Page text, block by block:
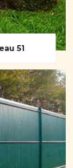
51